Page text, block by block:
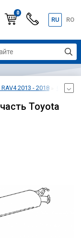
0
RU RO
2013 - 2018
Toyota